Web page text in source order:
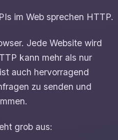
im Web sprechen HTTP.
Jede Website wird
kann mehr als nur
auch hervorragend
zu senden und
grob aus: